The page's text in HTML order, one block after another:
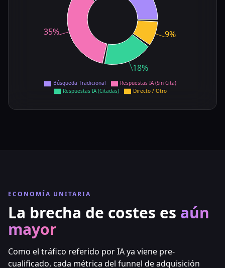
35%
18%
9%
Búsqueda Tradicional
Respuestas IA (Sin Cita)
Respuestas IA (Citadas)
Directo / Otro
ECONOMÍA UNITARIA
La brecha de costes es aún
mayor
Como el tráfico referido por IA ya viene pre-
cualificado, cada métrica del funnel de adquisición